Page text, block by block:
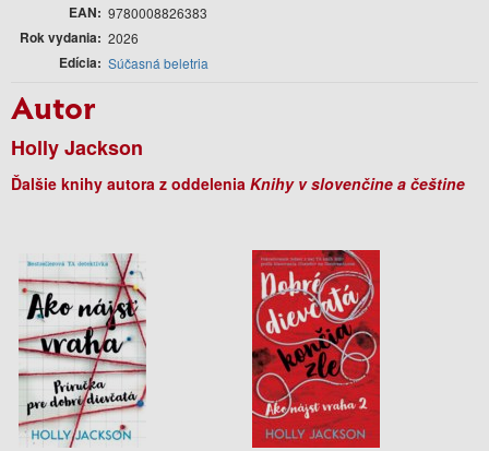
EAN 9780008826383
Rok vydania 2026
Edícia Súčasná beletria
Autor
Holly Jackson
Ďalšie knihy autora z oddelenia Knihy v slovenčine a češtine